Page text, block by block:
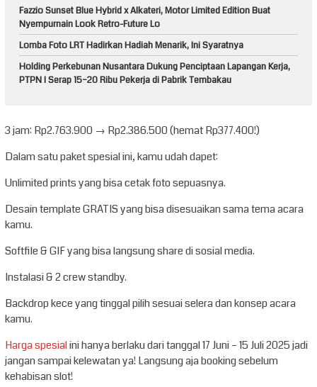
Fazzio Sunset Blue Hybrid x Alkateri, Motor Limited Edition Buat
Nyempurnain Look Retro-Future Lo
Lomba Foto LRT Hadirkan Hadiah Menarik, Ini Syaratnya
Holding Perkebunan Nusantara Dukung Penciptaan Lapangan Kerja,
PTPN I Serap 15–20 Ribu Pekerja di Pabrik Tembakau
3 jam: Rp2.763.900 → Rp2.386.500 (hemat Rp377.400!)
Dalam satu paket spesial ini, kamu udah dapet:
Unlimited prints yang bisa cetak foto sepuasnya.
Desain template GRATIS yang bisa disesuaikan sama tema acara
kamu.
Softfile & GIF yang bisa langsung share di sosial media.
Instalasi & 2 crew standby.
Backdrop kece yang tinggal pilih sesuai selera dan konsep acara
kamu.
Harga spesialini hanya berlaku dari tanggal 17 Juni – 15 Juli 2025 jadi
jangan sampai kelewatan ya! Langsung aja booking sebelum
kehabisan slot!